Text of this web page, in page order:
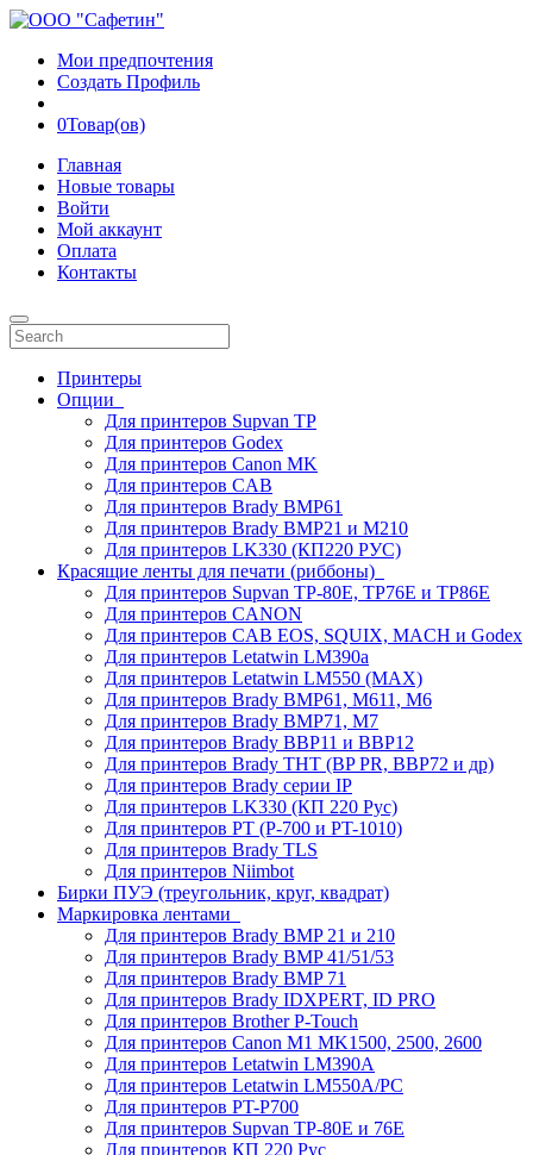
Мои предпочтения
Создать Профиль
0Товар(ов)
Главная
Новые товары
Войти
Мой аккаунт
Оплата
Контакты
Принтеры
Опции
Для принтеров Supvan TP
Для принтеров Godex
Для принтеров Canon MK
Для принтеров CAB
Для принтеров Brady BMP61
Для принтеров Brady BMP21 и M210
Для принтеров LK330 (КП220 РУС)
Красящие ленты для печати (риббоны)
Для принтеров Supvan TP-80E, TP76E и TP86E
Для принтеров CANON
Для принтеров CAB EOS, SQUIX, MACH и Godex
Для принтеров Letatwin LM390a
Для принтеров Letatwin LM550 (MAX)
Для принтеров Brady BMP61, M611, M6
Для принтеров Brady BMP71, M7
Для принтеров Brady BBP11 и BBP12
Для принтеров Brady THT (BP PR, BBP72 и др)
Для принтеров Brady серии IP
Для принтеров LK330 (КП 220 Рус)
Для принтеров PT (P-700 и PT-1010)
Для принтеров Brady TLS
Для принтеров Niimbot
Бирки ПУЭ (треугольник, круг, квадрат)
Маркировка лентами
Для принтеров Brady BMP 21 и 210
Для принтеров Brady BMP 41/51/53
Для принтеров Brady BMP 71
Для принтеров Brady IDXPERT, ID PRO
Для принтеров Brother P-Touch
Для принтеров Canon M1 MK1500, 2500, 2600
Для принтеров Letatwin LM390A
Для принтеров Letatwin LM550A/PC
Для принтеров PT-P700
Для принтеров Supvan TP-80E и 76E
Для принтеров КП 220 Рус